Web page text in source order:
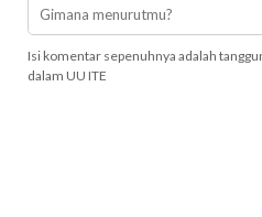
Isi komentar sepenuhnya adalah
dalam UU ITE